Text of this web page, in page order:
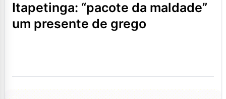
itapetinga: “pacote da maldade”
um presente de grego